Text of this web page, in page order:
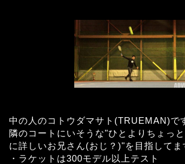
中の人のコトウダマサト(TRUEMAN)で
隣のコートにいそうな"ひとよりちょっ
に詳しいお兄さん(おじ？)"を目指してま
・ラケットは300モデル以上テスト